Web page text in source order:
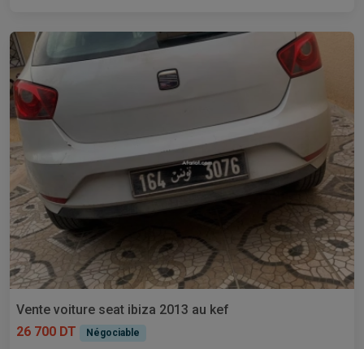
Vente voiture seat ibiza 2013 au kef
26 700 DT
Négociable